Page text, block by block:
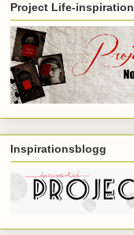
Project Life-inspiration
Inspirationsblogg